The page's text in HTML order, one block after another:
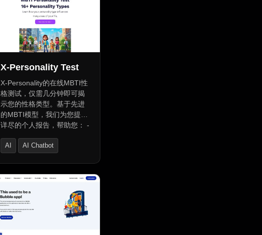
X-Personality Test
X-Personality的在线MBTI性
格测试，仅需几分钟即可揭
示您的性格类型。基于先进
的MBTI模型，我们为您提供
详尽的个人报告，帮助您： -
符合个人优势的职业道路， -
价值观与偏好，深化关系， -
绪稳定、风险取向和利他主
义，以更深入理解自我。
AI
AI Chatbot